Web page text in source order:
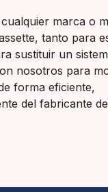
marca o
tanto para
sustituir un
nosotros para
forma eficiente,
del fabricante